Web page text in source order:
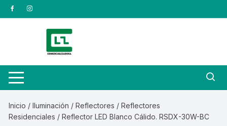
Saltar
al
Inicio /Iluminación /Reflectores /Reflectores
Residenciales / Reflector LED Blanco Cálido. RSDX-30W-BC